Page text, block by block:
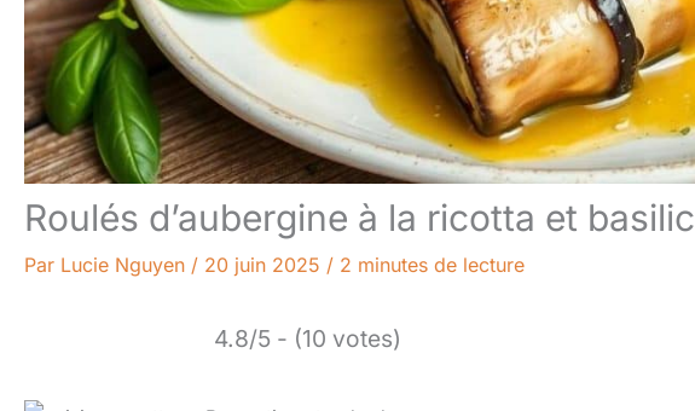
Roulés d’aubergine à la ricotta et basilic
Par Lucie Nguyen / 20 juin 2025 / 2 minutes de lecture
4.8/5 - (10 votes)